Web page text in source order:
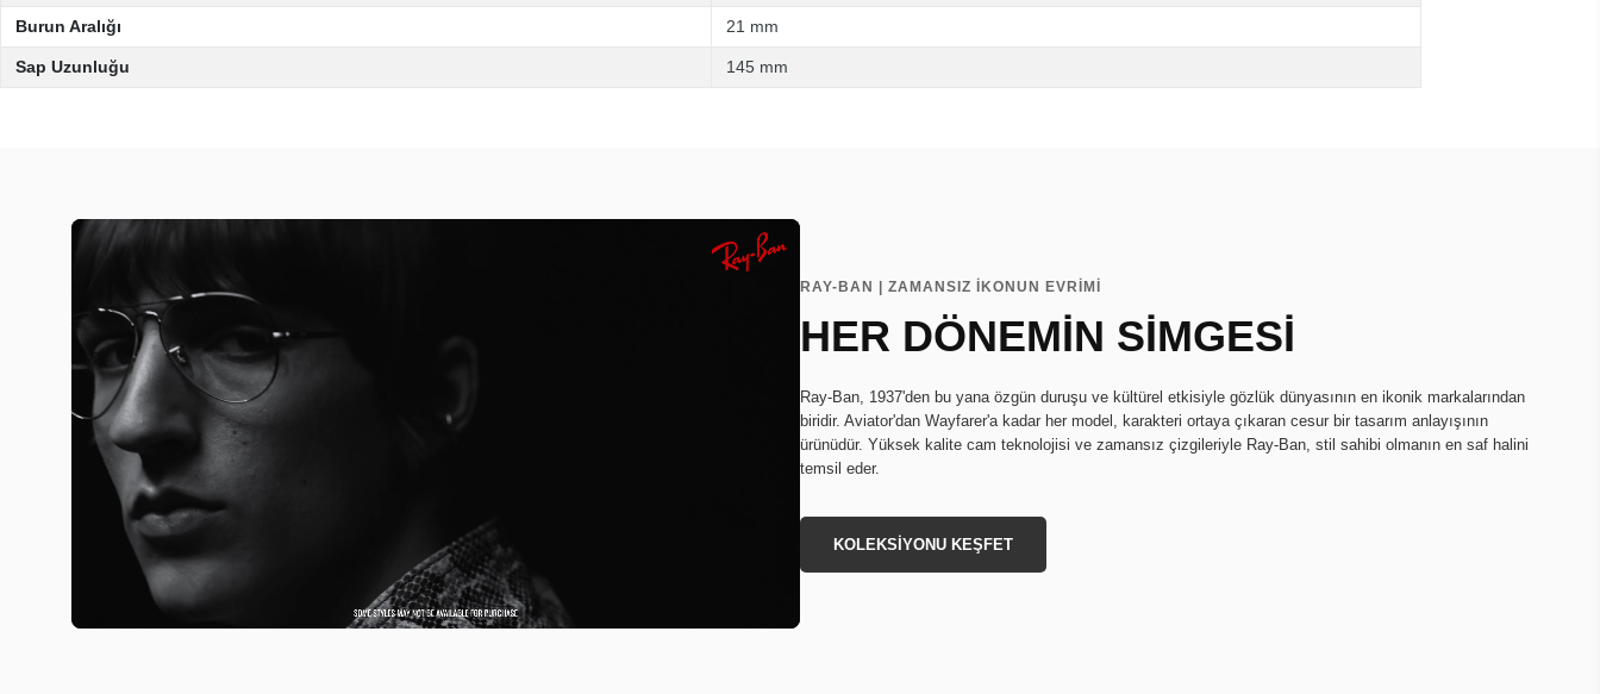
Burun Aralığı 21 mm
Sap Uzunluğu 145 mm
RAY-BAN | ZAMANSIZ İKONUN EVRIMI
HER DÖNEMİN SİMGESİ
Ray-Ban, 1937'den bu yana özgün duruşu ve kültürel etkisiyle gözlük dünyasının en ikonik markalarından
biridir. Aviator'dan Wayfarer'a kadar her model, karakteri ortaya çıkaran cesur bir tasarım anlayışının
ürünüdür. Yüksek kalite cam teknolojisi ve zamansız çizgileriyle Ray-Ban, stil sahibi olmanın en saf halini
temsil eder.
KOLEKSİYONU KEŞFET